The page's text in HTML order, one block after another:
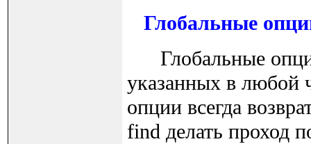
Глобальные
Глобальные
указанных в любой
опции всегда
find делать проход